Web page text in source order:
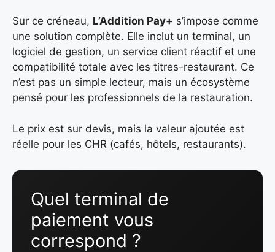
Sur ce créneau, L’Addition Pay+ s’impose comme
une solution complète. Elle inclut un terminal, un
logiciel de gestion, un service client réactif et une
compatibilité totale avec les titres-restaurant. Ce
n’est pas un simple lecteur, mais un écosystème
pensé pour les professionnels de la restauration.
Le prix est sur devis, mais la valeur ajoutée est
réelle pour les CHR (cafés, hôtels, restaurants).
Quel terminal de
paiement vous
correspond ?